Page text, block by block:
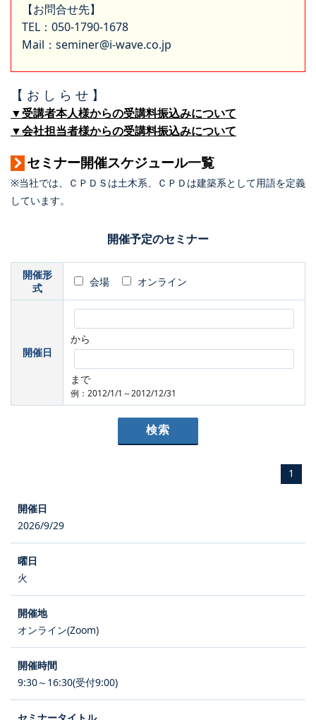
【お問合せ先】
TEL：050-1790-1678
Mail：seminer@i-wave.co.jp
【 お し ら せ 】
▼受講者本人様からの受講料振込みについて
▼会社担当者様からの受講料振込みについて
セミナー開催スケジュール一覧
※当社では、ＣＰＤＳは土木系、ＣＰＤは建築系として用語を定義
しています。
開催予定のセミナー
開催形
式
会場 オンライン
開催日
から
まで
例：2012/1/1～2012/12/31
1
2026/9/29
火
オンライン(Zoom)
9:30～16:30(受付9:00)